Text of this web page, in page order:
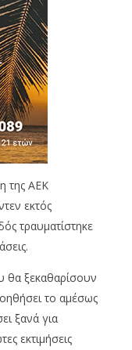
της ΑΕΚ
εκτός
τραυματίστηκε
θα ξεκαθαρίσουν
το αμέσως
ξανά για
εκτιμήσεις